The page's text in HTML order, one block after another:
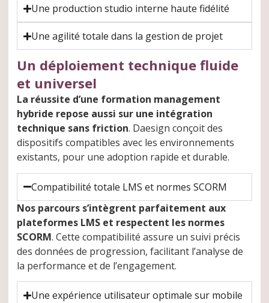
Une production studio interne haute fidélité
Une agilité totale dans la gestion de projet
Un déploiement technique fluide
et universel
La réussite d’une formation management
hybride repose aussi sur une intégration
technique sans friction. Daesign conçoit des
dispositifs compatibles avec les environnements
existants, pour une adoption rapide et durable.
Compatibilité totale LMS et normes SCORM
Nos parcours s’intègrent parfaitement aux
plateformes LMS et respectent les normes
SCORM. Cette compatibilité assure un suivi précis
des données de progression, facilitant l’analyse de
la performance et de l’engagement.
Une expérience utilisateur optimale sur mobile